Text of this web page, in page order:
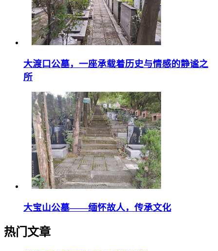
大渡口公墓，一座承载着历史与情感的静谧之
所
大宝山公墓——缅怀故人，传承文化
热门文章